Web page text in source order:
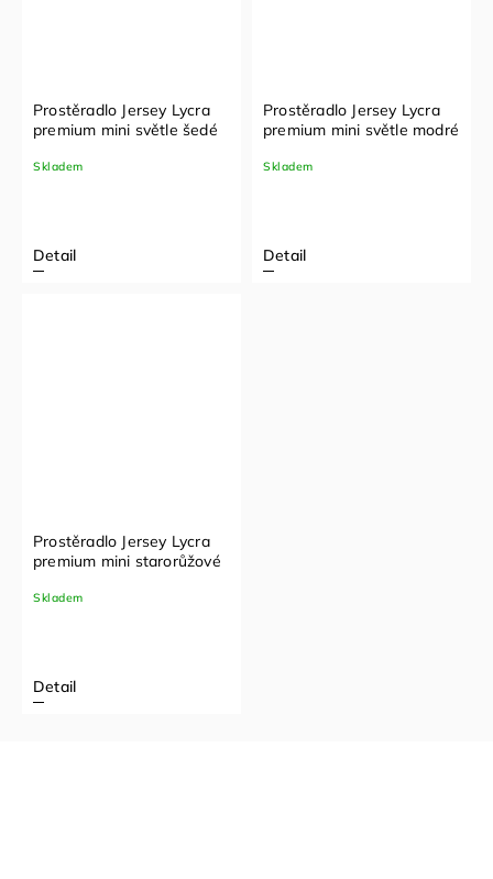
Prostěradlo Jersey Lycra
premium mini světle šedé
Skladem
Detail
Prostěradlo Jersey Lycra
premium mini světle modré
Skladem
Detail
Prostěradlo Jersey Lycra
premium mini starorůžové
Skladem
Detail